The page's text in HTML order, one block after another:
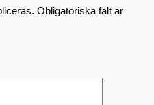
Obligatoriska fält är